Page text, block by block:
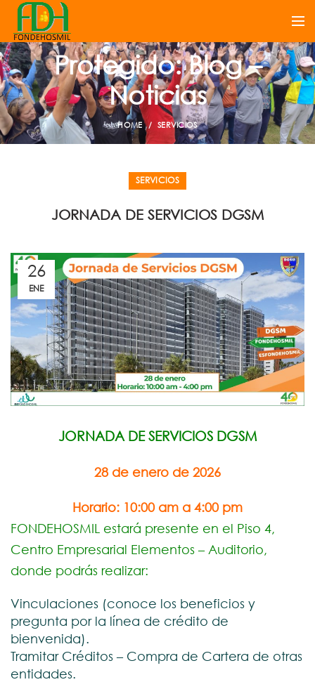
Protegido: Blog –
Noticias
HOME SERVICIOS
SERVICIOS
JORNADA DE SERVICIOS DGSM
26
ENE
JORNADA DE SERVICIOS DGSM
28 de enero de 2026
Horario: 10:00 am a 4:00 pm
FONDEHOSMIL estará presente en el
Piso 4,
Centro Empresarial Elementos – Auditorio,
donde podrás realizar:
Vinculaciones (conoce los beneficios y
pregunta por la línea de crédito de
bienvenida).
Tramitar Créditos – Compra de Cartera de otras
entidades.